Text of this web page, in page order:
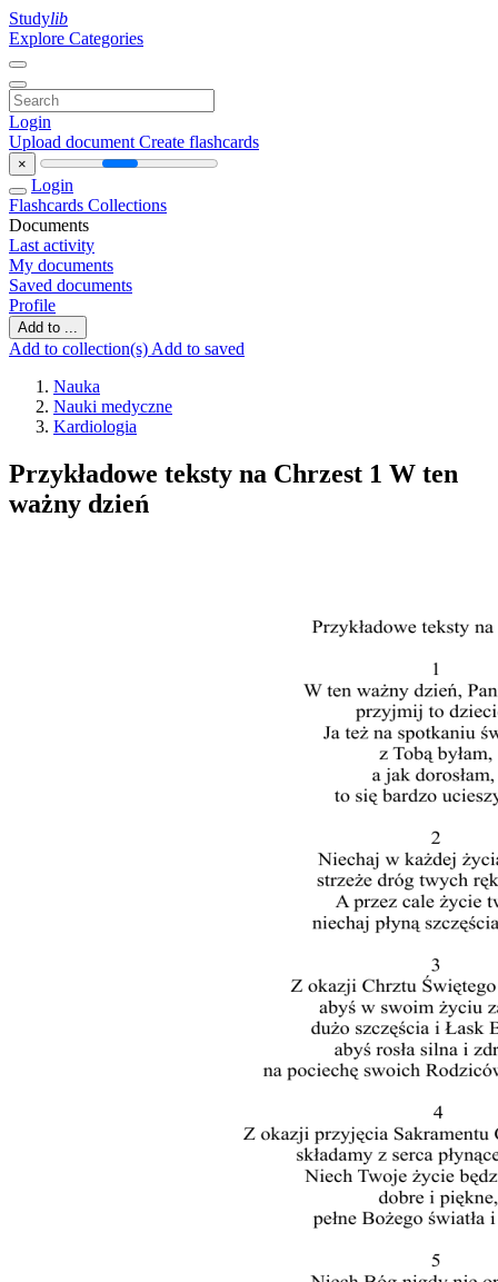
Studylib
Explore Categories
Login
Upload document Create flashcards
×
Login
Flashcards Collections
Documents
Last activity
My documents
Saved documents
Profile
Add to ...
Add to collection(s) Add to saved
Nauka
Nauki medyczne
Kardiologia
Przykładowe teksty na Chrzest 1 W ten
ważny dzień